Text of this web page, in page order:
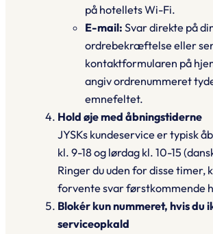
på hotellets Wi-Fi.
E-mail: Svar direkte på
ordrebekræftelse eller
kontaktformularen på
angiv ordrenummeret
emnefeltet.
Hold øje med åbningstiderne
JYSKs kundeservice er typisk
kl. 9-18 og lørdag kl. 10-15
Ringer du uden for disse timer,
forvente svar førstkommende
Blokér kun nummeret, hvis du
serviceopkald